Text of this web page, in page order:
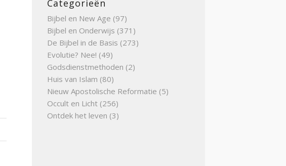
Categorieën
Bijbel en New Age (97)
Bijbel en Onderwijs (371)
De Bijbel in de Basis (273)
Evolutie? Nee! (49)
Godsdienstmethoden (2)
Huis van Islam (80)
Nieuw Apostolische Reformatie (5)
Occult en Licht (256)
Ontdek het leven (3)